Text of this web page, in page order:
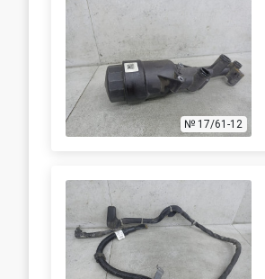
№ 17/61-12